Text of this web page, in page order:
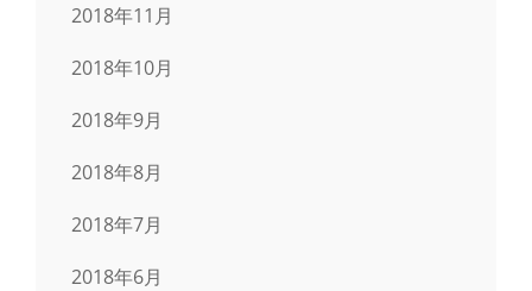
2018年11月
2018年10月
2018年9月
2018年8月
2018年7月
2018年6月